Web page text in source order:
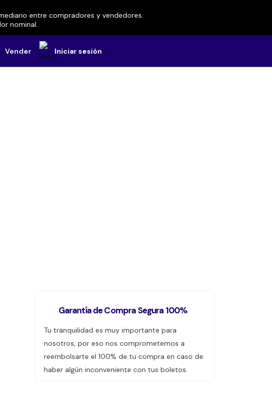
entre compradores y vendedores.
nominal.
Vender Iniciar sesión
Garantía de Compra Segura 100%
Tu tranquilidad es muy importante para
nosotros, por eso nos comprometemos a
reembolsarte el 100% de tu compra en caso de
haber algún inconveniente con tus boletos.